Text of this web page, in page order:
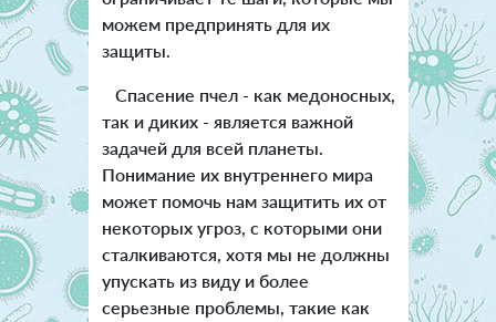
можем предпринять для их
защиты.
Спасение пчел - как медоносных,
так и диких - является важной
задачей для всей планеты.
Понимание их внутреннего мира
может помочь нам защитить их от
некоторых угроз, с которыми они
сталкиваются, хотя мы не должны
упускать из виду и более
серьезные проблемы, такие как